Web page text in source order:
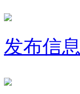
发布信息